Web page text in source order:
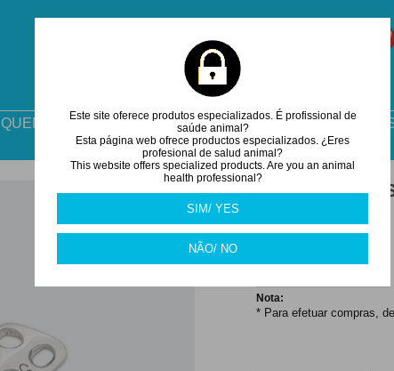
Este site oferece produtos especializados. É profissional de
saúde animal?
Esta página web ofrece productos especializados. ¿Eres
profesional de salud animal?
This website offers specialized products. Are you an animal
health professional?
SIM/ YES
NÃO/ NO
QUEM SOMOS COMO ENCOMENDAR
PLACAS TPLO
49.90 €
Nota:
* Para efetuar compras,